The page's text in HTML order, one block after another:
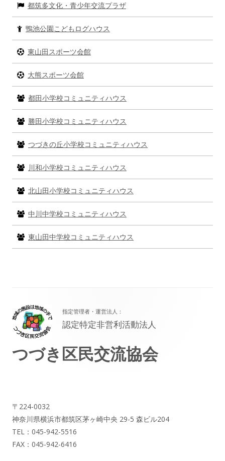
ド
バ
ー
都筑多文化・青少年交流プラザ
鴨池公園こどもログハウス
東山田スポーツ会館
大熊スポーツ会館
都田小学校コミュニティハウス
勝田小学校コミュニティハウス
つづきの丘小学校コミュニティハウス
川和小学校コミュニティハウス
北山田小学校コミュニティハウス
中川中学校コミュニティハウス
東山田中学校コミュニティハウス
ッ
タ
ー・
テ
ン
ツ
指定管理者・運営法人：
認定特定非営利活動法人
つづき区民交流協会
〒224-0032
神奈川県横浜市都筑区茅ヶ崎中央 29-5 森ビル204
TEL：045-942-5516
FAX：045-942-6416